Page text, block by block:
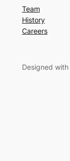
Team
History
Careers
Designed with